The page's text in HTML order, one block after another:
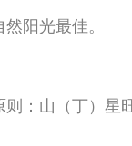
阳光最佳。
：山（丁）